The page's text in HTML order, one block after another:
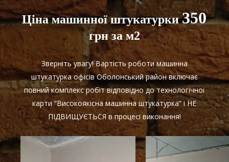
Ціна машинної штукатурки350
грн за м2
Зверніть увагу! Вартість роботи машинна
штукатурка офісів Оболонський район включає
повний комплекс робіт відповідно до технологічної
карти “Високоякісна машинна штукатурка” і НЕ
ПІДВИЩУЄТЬСЯ в процесі виконання!